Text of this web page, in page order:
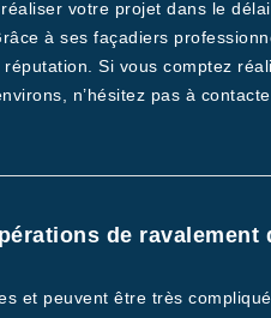
votre projet dans le
à ses façadiers
Si vous comptez
n’hésitez pas à
de ravalement
et peuvent être très